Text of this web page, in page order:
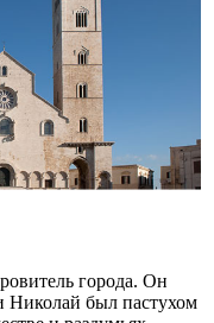
города. Он
Николай был пастухом